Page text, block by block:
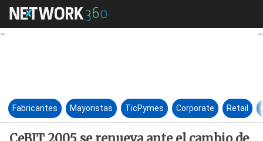
CeBIT 2005 se renueva ante
Fabricantes Mayoristas TicPymes Corporate Retail